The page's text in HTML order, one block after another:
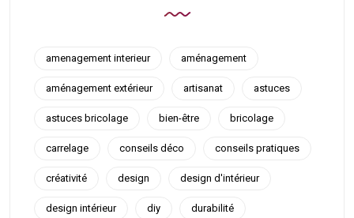
amenagement interieur aménagement
aménagement extérieur artisanat astuces
astuces bricolage bien-être bricolage
carrelage conseils déco conseils pratiques
créativité design design d'intérieur
design intérieur diy durabilité